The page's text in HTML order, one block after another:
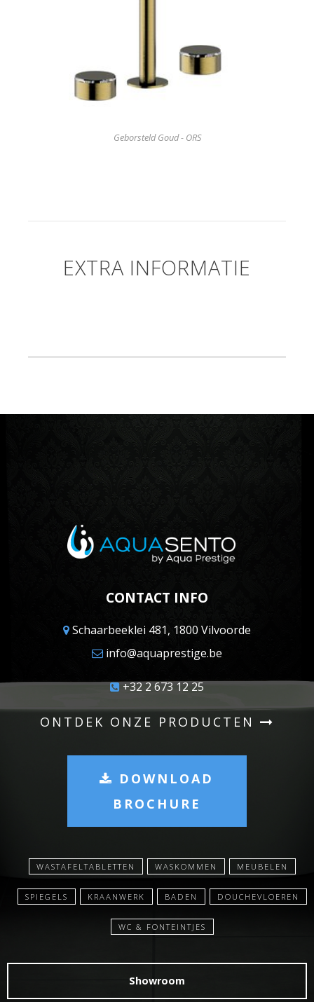
Geborsteld Goud - ORS
EXTRA INFORMATIE
CONTACT INFO
Schaarbeeklei 481, 1800 Vilvoorde
info@aquaprestige.be
+32 2 673 12 25
ONTDEK ONZE PRODUCTEN
DOWNLOAD
BROCHURE
WASTAFELTABLETTEN WASKOMMEN MEUBELEN
SPIEGELS KRAANWERK BADEN DOUCHEVLOEREN
WC & FONTEINTJES
Showroom